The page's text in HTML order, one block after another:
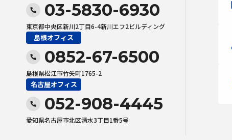
03-5830-6930
東京都中央区新川2丁目6-4新川エフ2ビルディング
島根オフィス
0852-67-6500
島根県松江市竹矢町1765-2
名古屋オフィス
052-908-4445
愛知県名古屋市北区清水3丁目1番5号